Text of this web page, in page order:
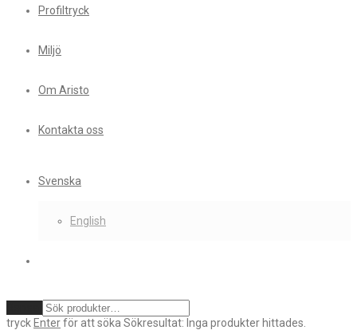
Profiltryck
Miljö
Om Aristo
Kontakta oss
Svenska
English
tryck Enterför att söka Sökresultat: Inga produkter hittades.